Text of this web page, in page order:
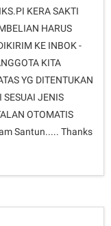
KERA SAKTI
HARUS
KE INBOK -
KITA
YG DITENTUKAN
SESUAI JENIS
OTOMATIS
Santun..... Thanks